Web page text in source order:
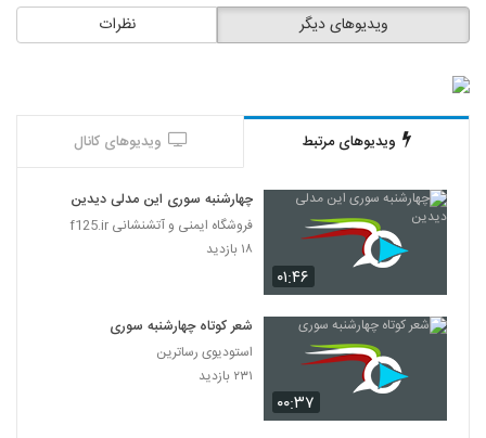
نظرات ویدیوهای دیگر
ویدیوهای مرتبط ویدیوهای کانال
۰۱:۴۶
چهارشنبه سوری این مدلی دیدین
فروشگاه ایمنی و آتشنشانی f125.ir
۱۸ بازدید
۰۰:۳۷
شعر کوتاه چهارشنبه سوری
استودیوی رساترین
۲۳۱ بازدید